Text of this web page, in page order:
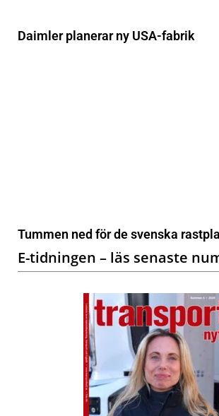
Daimler planerar ny USA-fabrik
Tummen ned för de svenska
E-tidningen – läs senaste